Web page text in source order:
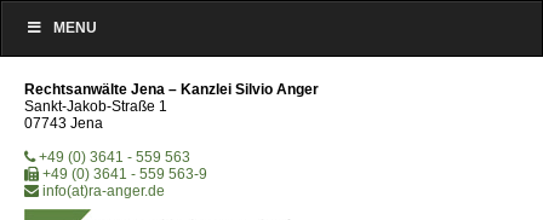
MENU
Rechtsanwälte Jena – Kanzlei Silvio Anger
Sankt-Jakob-Straße 1
07743 Jena
+49 (0) 3641 - 559 563
+49 (0) 3641 - 559 563-9
info(at)ra-anger.de